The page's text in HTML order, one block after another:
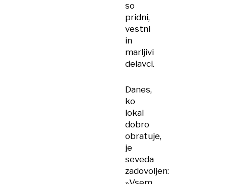
so
pridni,
vestni
in
marljivi
delavci.
Danes,
ko
lokal
dobro
obratuje,
je
seveda
zadovoljen: